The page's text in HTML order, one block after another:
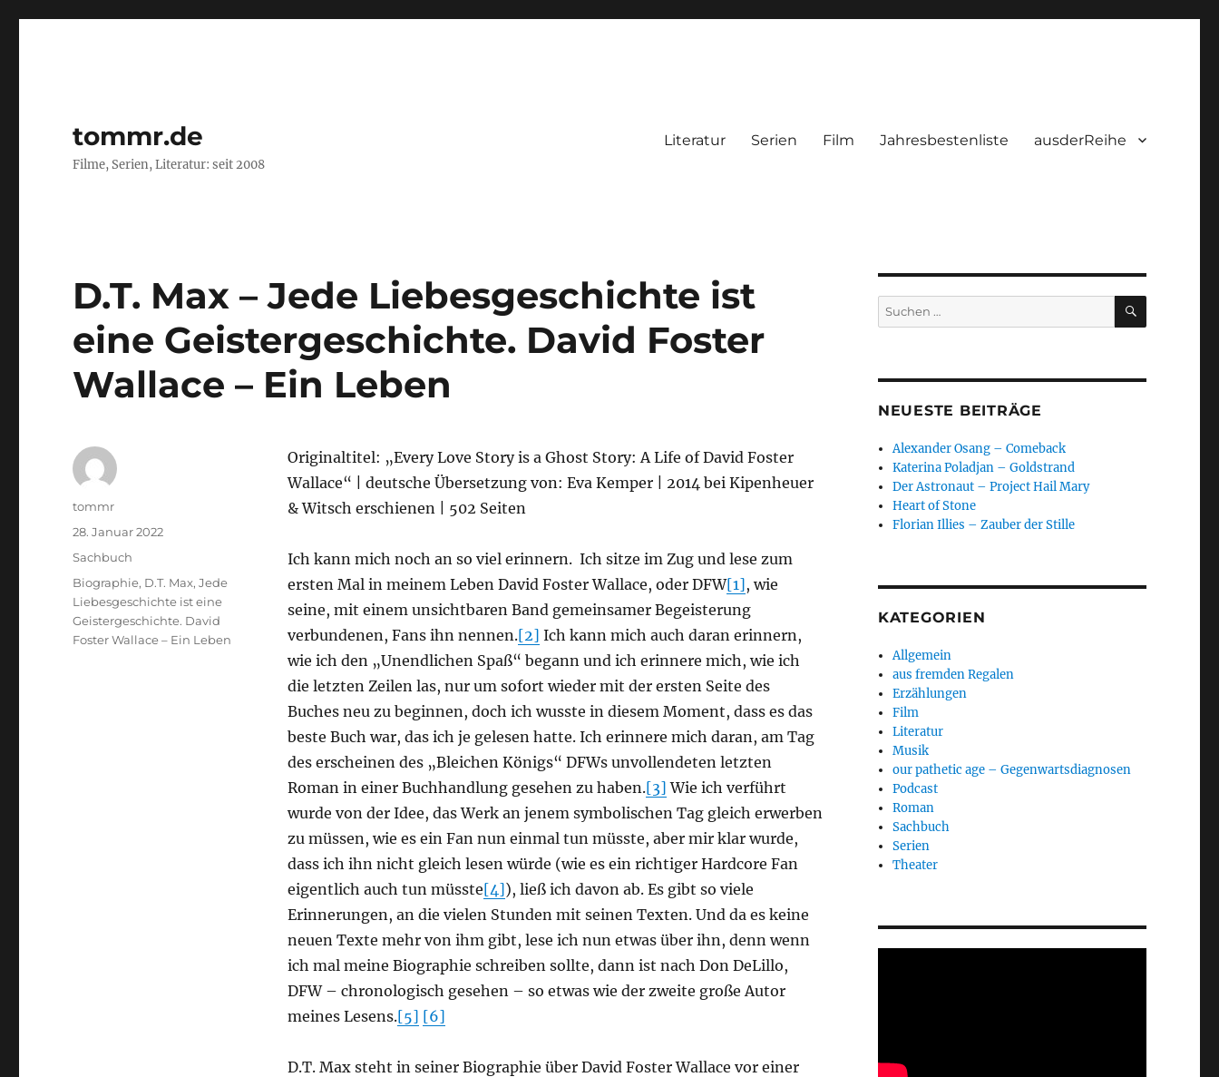
tommr.de
Filme, Serien, Literatur: seit 2008
Literatur Serien Film Jahresbestenliste ausderReihe
D.T. Max – Jede Liebesgeschichte ist
eine Geistergeschichte. David Foster
Wallace – Ein Leben
Originaltitel: „Every Love Story is a Ghost Story: A Life of David Foster
Wallace“ | deutsche Übersetzung von: Eva Kemper | 2014 bei Kipenheuer
& Witsch erschienen | 502 Seiten
Ich kann mich noch an so viel erinnern. Ich sitze im Zug und lese zum
ersten Mal in meinem Leben David Foster Wallace, oder DFW[1], wie
seine, mit einem unsichtbaren Band gemeinsamer Begeisterung
verbundenen, Fans ihn nennen.[2] Ich kann mich auch daran erinnern,
wie ich den „Unendlichen Spaß“ begann und ich erinnere mich, wie ich
die letzten Zeilen las, nur um sofort wieder mit der ersten Seite des
Buches neu zu beginnen, doch ich wusste in diesem Moment, dass es das
beste Buch war, das ich je gelesen hatte. Ich erinnere mich daran, am Tag
des erscheinen des „Bleichen Königs“ DFWs unvollendeten letzten
Roman in einer Buchhandlung gesehen zu haben.[3] Wie ich verführt
wurde von der Idee, das Werk an jenem symbolischen Tag gleich erwerben
zu müssen, wie es ein Fan nun einmal tun müsste, aber mir klar wurde,
dass ich ihn nicht gleich lesen würde (wie es ein richtiger Hardcore Fan
eigentlich auch tun müsste[4]), ließ ich davon ab. Es gibt so viele
Erinnerungen, an die vielen Stunden mit seinen Texten. Und da es keine
neuen Texte mehr von ihm gibt, lese ich nun etwas über ihn, denn wenn
ich mal meine Biographie schreiben sollte, dann ist nach Don DeLillo,
DFW – chronologisch gesehen – so etwas wie der zweite große Autor
meines Lesens.[5] [6]
D.T. Max steht in seiner Biographie über David Foster Wallace vor einer
Autor
tommr
Veröffentlicht
28. Januar 2022
Kategorien
Sachbuch
Schlagwörter
Biographie, D.T. Max,Jede
Liebesgeschichte ist eine
Geistergeschichte. David
Foster Wallace – Ein Leben
Suchen
nach:
SUCHEN
NEUESTE BEITRÄGE
Alexander Osang – Comeback
Katerina Poladjan – Goldstrand
Der Astronaut – Project Hail Mary
Heart of Stone
Florian Illies – Zauber der Stille
KATEGORIEN
Allgemein
aus fremden Regalen
Erzählungen
Film
Literatur
Musik
our pathetic age – Gegenwartsdiagnosen
Podcast
Roman
Sachbuch
Serien
Theater